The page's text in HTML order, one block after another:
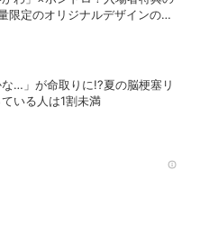
限定のオリジナルデザインのボ
な…」が命取りに!?夏の脳梗塞リ
いる人は1割未満